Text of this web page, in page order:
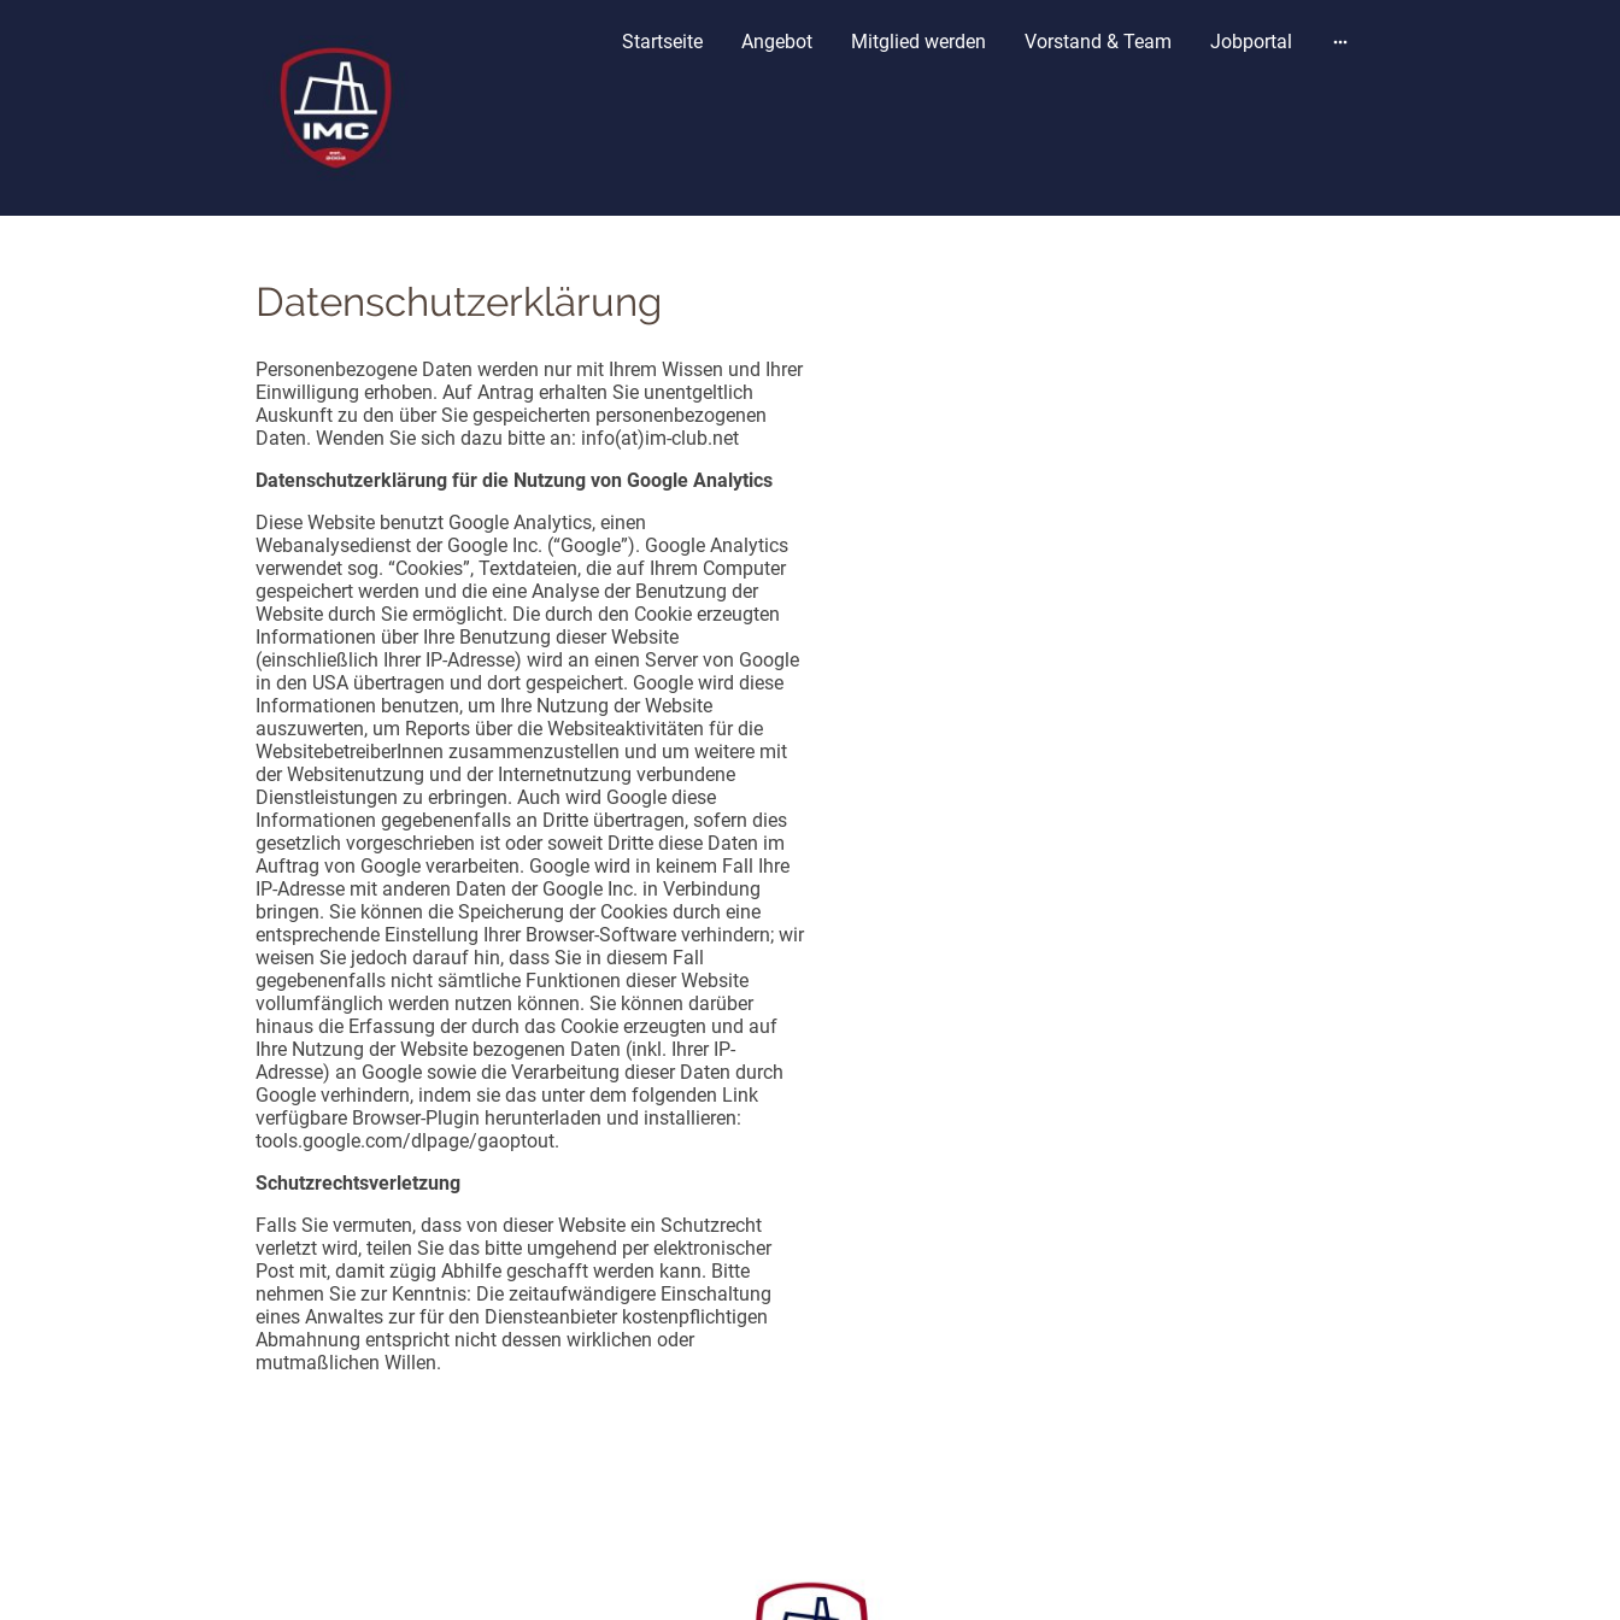
Startseite Angebot Mitglied werden Vorstand & Team Jobportal
Datenschutzerklärung
Personenbezogene Daten werden nur mit Ihrem Wissen und Ihrer
Einwilligung erhoben. Auf Antrag erhalten Sie unentgeltlich
Auskunft zu den über Sie gespeicherten personenbezogenen
Daten. Wenden Sie sich dazu bitte an: info(at)im-club.net
Datenschutzerklärung für die Nutzung von Google Analytics
Diese Website benutzt Google Analytics, einen
Webanalysedienst der Google Inc. (“Google”). Google Analytics
verwendet sog. “Cookies”, Textdateien, die auf Ihrem Computer
gespeichert werden und die eine Analyse der Benutzung der
Website durch Sie ermöglicht. Die durch den Cookie erzeugten
Informationen über Ihre Benutzung dieser Website
(einschließlich Ihrer IP-Adresse) wird an einen Server von Google
in den USA übertragen und dort gespeichert. Google wird diese
Informationen benutzen, um Ihre Nutzung der Website
auszuwerten, um Reports über die Websiteaktivitäten für die
WebsitebetreiberInnen zusammenzustellen und um weitere mit
der Websitenutzung und der Internetnutzung verbundene
Dienstleistungen zu erbringen. Auch wird Google diese
Informationen gegebenenfalls an Dritte übertragen, sofern dies
gesetzlich vorgeschrieben ist oder soweit Dritte diese Daten im
Auftrag von Google verarbeiten. Google wird in keinem Fall Ihre
IP-Adresse mit anderen Daten der Google Inc. in Verbindung
bringen. Sie können die Speicherung der Cookies durch eine
entsprechende Einstellung Ihrer Browser-Software verhindern; wir
weisen Sie jedoch darauf hin, dass Sie in diesem Fall
gegebenenfalls nicht sämtliche Funktionen dieser Website
vollumfänglich werden nutzen können. Sie können darüber
hinaus die Erfassung der durch das Cookie erzeugten und auf
Ihre Nutzung der Website bezogenen Daten (inkl. Ihrer IP-
Adresse) an Google sowie die Verarbeitung dieser Daten durch
Google verhindern, indem sie das unter dem folgenden Link
verfügbare Browser-Plugin herunterladen und installieren:
tools.google.com/dlpage/gaoptout.
Schutzrechtsverletzung
Falls Sie vermuten, dass von dieser Website ein Schutzrecht
verletzt wird, teilen Sie das bitte umgehend per elektronischer
Post mit, damit zügig Abhilfe geschafft werden kann. Bitte
nehmen Sie zur Kenntnis: Die zeitaufwändigere Einschaltung
eines Anwaltes zur für den Diensteanbieter kostenpflichtigen
Abmahnung entspricht nicht dessen wirklichen oder
mutmaßlichen Willen.